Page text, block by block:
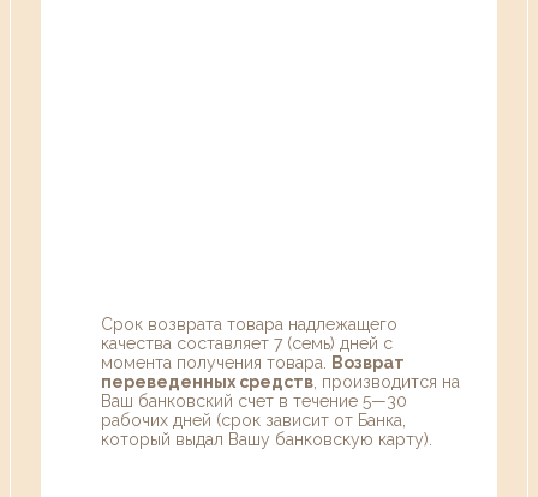
Срок возврата товара надлежащего
качества составляет 7 (семь) дней с
момента получения товара.
Возврат
переведенных средств , производится на
Ваш банковский счет в течение 5—30
рабочих дней (срок зависит от Банка,
который выдал Вашу банковскую карту).